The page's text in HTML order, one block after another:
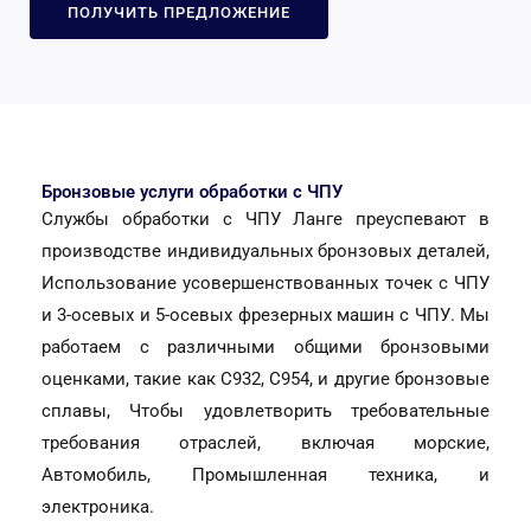
ПОЛУЧИТЬ ПРЕДЛОЖЕНИЕ
Бронзовые услуги обработки с ЧПУ
Службы обработки с ЧПУ Ланге преуспевают в
производстве индивидуальных бронзовых деталей,
Использование усовершенствованных точек с ЧПУ
и 3-осевых и 5-осевых фрезерных машин с ЧПУ. Мы
работаем с различными общими бронзовыми
оценками, такие как C932, C954, и другие бронзовые
сплавы, Чтобы удовлетворить требовательные
требования отраслей, включая морские,
Автомобиль, Промышленная техника, и
электроника.